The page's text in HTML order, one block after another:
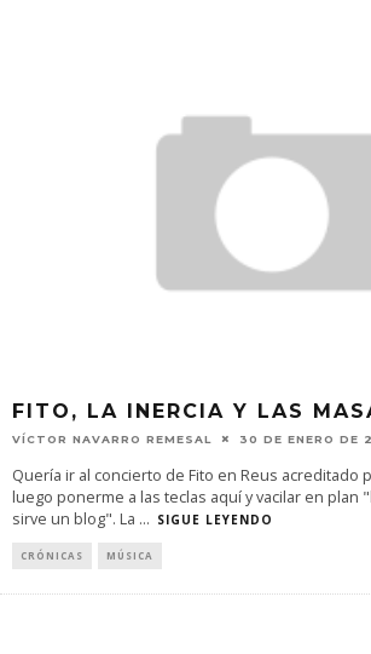
FITO, LA INERCIA Y LAS
VÍCTOR NAVARRO REMESAL 30 DE ENERO DE
Quería ir al concierto de Fito en Reus acreditado
luego ponerme a las teclas aquí y vacilar en plan
sirve un blog". La ... SIGUE LEYENDO
CRÓNICAS MÚSICA